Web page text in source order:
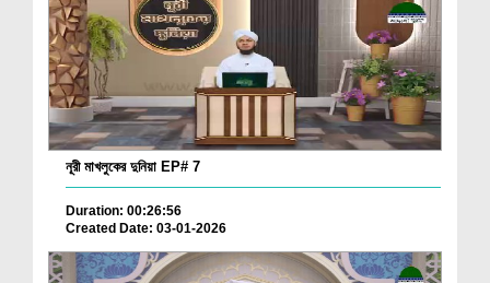
নূরী মাখলুকের দুনিয়া EP# 7
Duration: 00:26:56
Created Date: 03-01-2026